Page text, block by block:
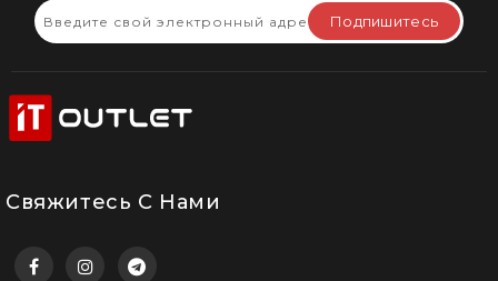
Подпишитесь
Свяжитесь С Нами